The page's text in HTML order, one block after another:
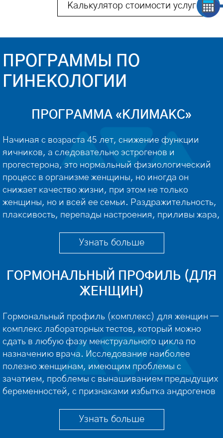
Калькулятор стоимости услуг
ПРОГРАММЫ ПО
ГИНЕКОЛОГИИ
ПРОГРАММА «КЛИМАКС»
Начиная с возраста 45 лет, снижение функции
яичников, а следовательно эстрогенов и
прогестерона, это нормальный физиологический
процесс в организме женщины, но иногда он
снижает качество жизни, при этом не только
женщины, но и всей ее семьи. Раздражительность,
плаксивость, перепады настроения, приливы жара,
артериальное давление, нарушение
мочеиспускания, проблемы в интимной жизни – вот
Узнать больше
ГОРМОНАЛЬНЫЙ ПРОФИЛЬ (ДЛЯ
ЖЕНЩИН)
Гормональный профиль (комплекс) для женщин —
комплекс лабораторных тестов, который можно
сдать в любую фазу менструального цикла по
назначению врача. Исследование наиболее
полезно женщинам, имеющим проблемы с
зачатием, проблемы с вынашиванием предыдущих
беременностей, с признаками избытка андрогенов
оволосение). Исследование оптимально назначать
на этапе планирования беременности, что
Узнать больше